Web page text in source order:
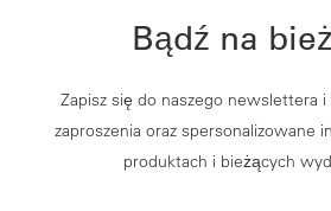
Bądź na
Zapisz się do naszego newslettera
zaproszenia oraz spersonalizowane
produktach i bieżących